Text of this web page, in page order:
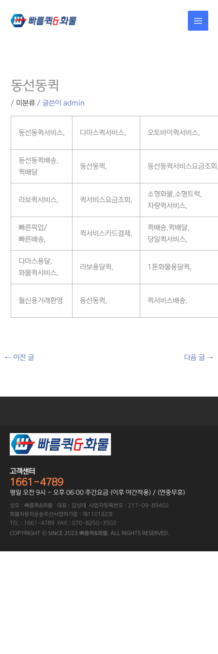
건너뛰기
동선동퀵
/ 미분류 / 글쓴이admin
동선동퀵서비스, 다마스퀵서비스, 오토바이퀵서비스,
동선동퀵배송,
퀵배달
동선동퀵, 동선동퀵서비스요금조
라보퀵서비스, 퀵서비스요금조회,
소형화물,소형트럭,
차량퀵서비스,
빠른픽업/
빠른배송,
퀵서비스카드결제,
퀵배송,퀵배달,
당일퀵서비스,
다마스용달,
화물퀵서비스,
라보용달퀵, 1톤화물용달퀵,
월신용거래환영 동선동퀵, 퀵서비스배송,
←이전 글 다음 글→
고객센터
1661-4789
평일 오전 9시 - 오후 06:00 주간요금 (이후 야간적용) / (연중무휴)
상호 : 빠름퀵&화물 대표 : 김성태 사업자등록번호 : 217-09-89402
화물자동차운송주선사업허가증 : 제110182호
TEL : 1661-4789 FAX : 070-8250-3502
COPYRIGHT ⓒ SINCE 2023 빠름퀵&화물. ALL RIGHTS RESERVED.